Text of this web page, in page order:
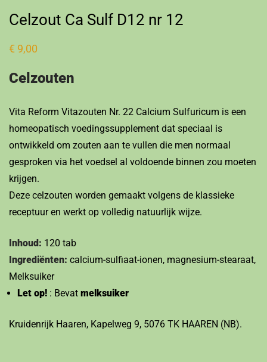
Celzout Ca Sulf D12 nr 12
€ 9,00
Celzouten
Vita Reform Vitazouten Nr. 22 Calcium Sulfuricum is een
homeopatisch voedingssupplement dat speciaal is
ontwikkeld om zouten aan te vullen die men normaal
gesproken via het voedsel al voldoende binnen zou moeten
krijgen.
Deze celzouten worden gemaakt volgens de klassieke
receptuur en werkt op volledig natuurlijk wijze.
Inhoud: 120 tab
Ingrediënten: calcium-sulfiaat-ionen, magnesium-stearaat,
Melksuiker
Let op! : Bevat melksuiker
Kruidenrijk Haaren, Kapelweg 9, 5076 TK HAAREN (NB).